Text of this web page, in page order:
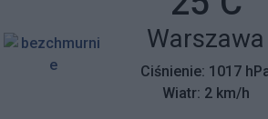
mieszkańców z wyjątkowym
apelem – poszukiwane są
które pamiętają tamte dni,
wspierały protestujących lub
Miasto:
Warszawa
Ciśnienie: 1017
Wiatr: 2 km/h